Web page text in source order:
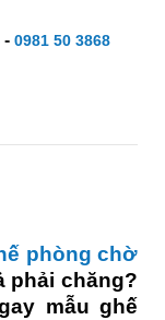
- 0981 50 3868
phòng chờ
phải chăng?
mẫu ghế